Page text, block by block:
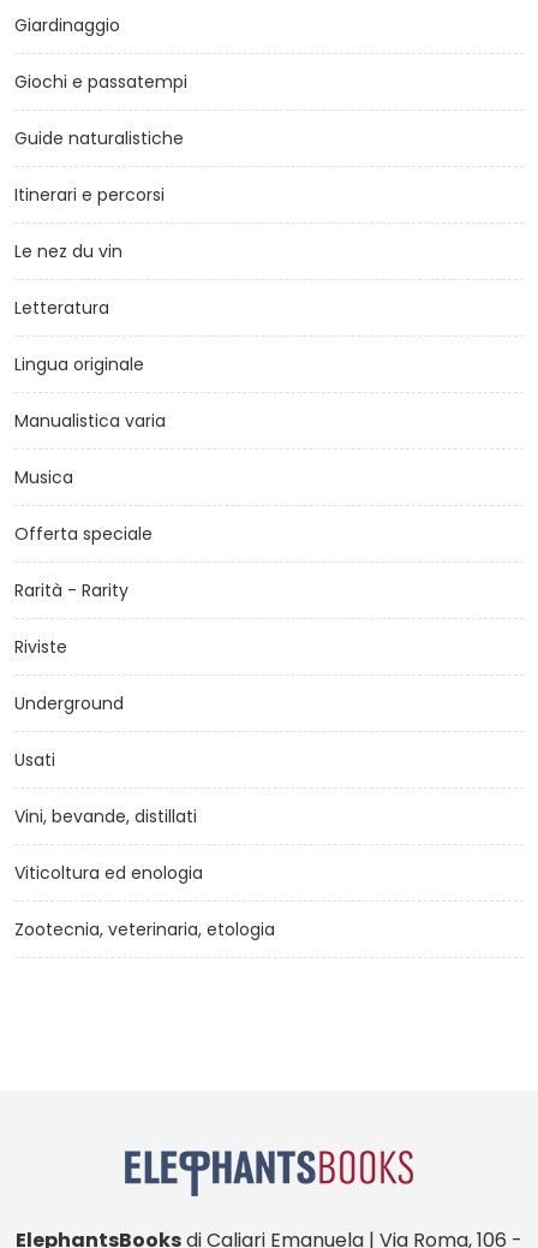
Giardinaggio
Giochi e passatempi
Guide naturalistiche
Itinerari e percorsi
Le nez du vin
Letteratura
Lingua originale
Manualistica varia
Musica
Offerta speciale
Rarità - Rarity
Riviste
Underground
Usati
Vini, bevande, distillati
Viticoltura ed enologia
Zootecnia, veterinaria, etologia
ElephantsBooksdi Caliari Emanuela | Via Roma, 106 -